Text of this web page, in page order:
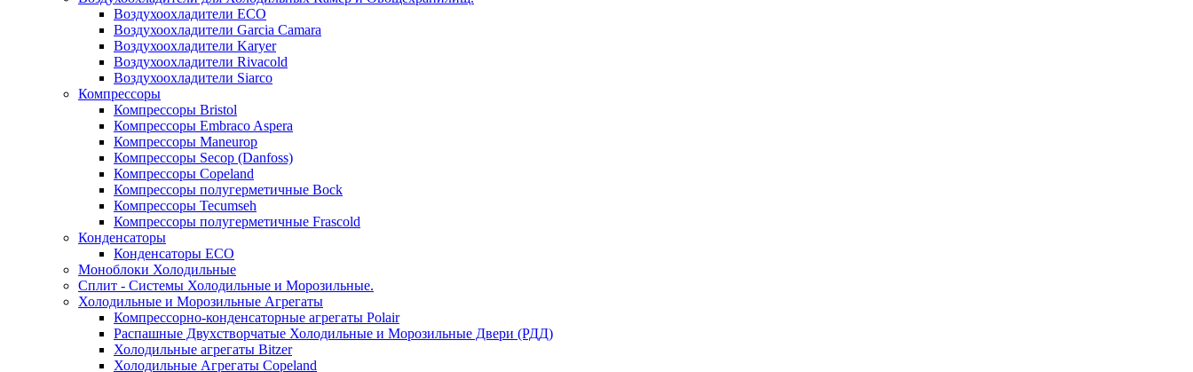
Воздухоохладители ECO
Воздухоохладители Garcia Camara
Воздухоохладители Karyer
Воздухоохладители Rivacold
Воздухоохладители Siarco
Компрессоры
Компрессоры Bristol
Компрессоры Embraco Aspera
Компрессоры Maneurop
Компрессоры Secop (Danfoss)
Компрессоры Copeland
Компрессоры полугерметичные Bock
Компрессоры Tecumseh
Компрессоры полугерметичные Frascold
Конденсаторы
Конденсаторы ECO
Моноблоки Холодильные
Сплит - Системы Холодильные и Морозильные.
Холодильные и Морозильные Агрегаты
Компрессорно-конденсаторные агрегаты Polair
Распашные Двухстворчатые Холодильные и Морозильные Двери (РДД)
Холодильные агрегаты Bitzer
Холодильные Агрегаты Copeland